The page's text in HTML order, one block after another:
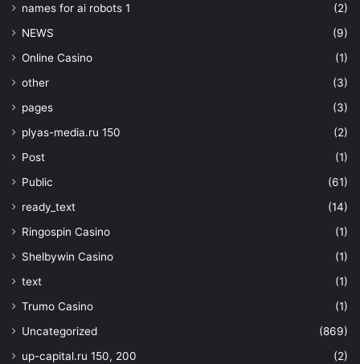
names for ai robots 1
(2)
NEWS
(9)
Online Casino
(1)
other
(3)
pages
(3)
plyas-media.ru 150
(2)
Post
(1)
Public
(61)
ready_text
(14)
Ringospin Casino
(1)
Shelbywin Casino
(1)
text
(1)
Trumo Casino
(1)
Uncategorized
(869)
up-capital.ru 150, 200
(2)